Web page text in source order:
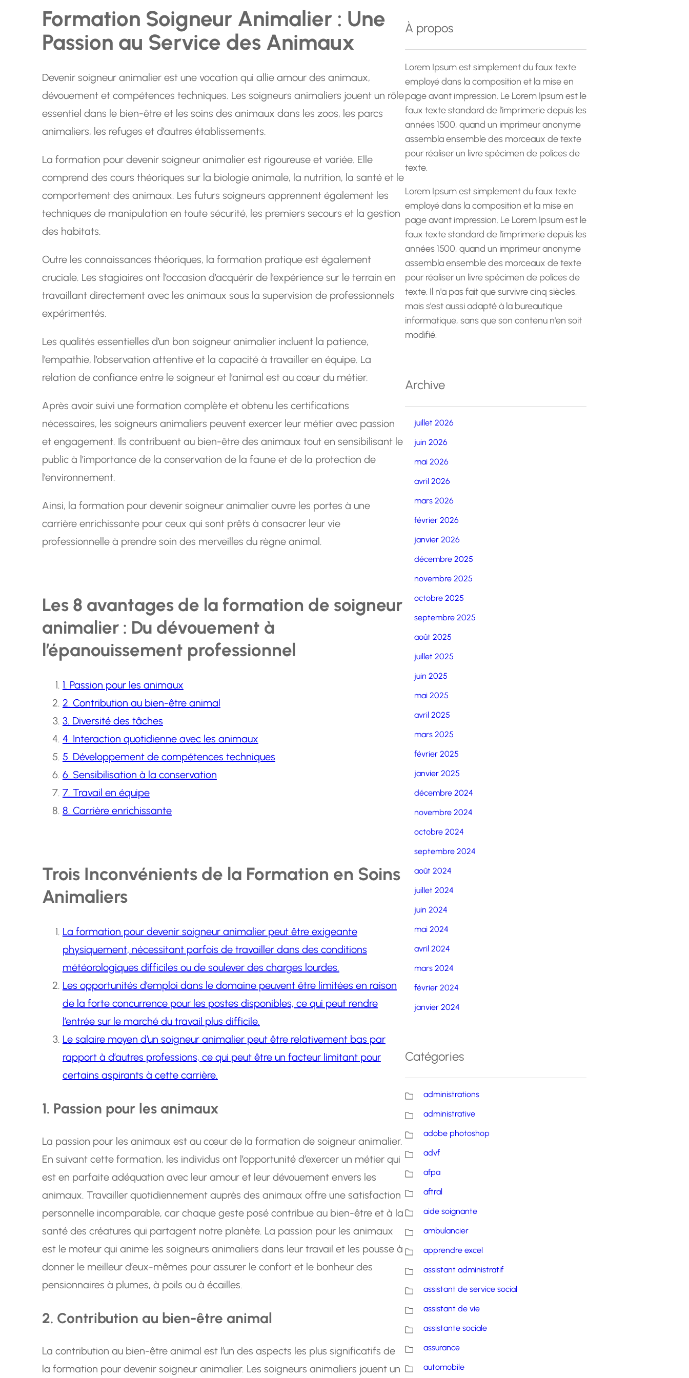
Formation Soigneur Animalier : Une
Passion au Service des Animaux
Devenir soigneur animalier est une vocation qui allie amour des animaux,
dévouement et compétences techniques. Les soigneurs animaliers jouent un rôle
essentiel dans le bien-être et les soins des animaux dans les zoos, les parcs
animaliers, les refuges et d’autres établissements.
La formation pour devenir soigneur animalier est rigoureuse et variée. Elle
comprend des cours théoriques sur la biologie animale, la nutrition, la santé et le
comportement des animaux. Les futurs soigneurs apprennent également les
techniques de manipulation en toute sécurité, les premiers secours et la gestion
des habitats.
Outre les connaissances théoriques, la formation pratique est également
cruciale. Les stagiaires ont l’occasion d’acquérir de l’expérience sur le terrain en
travaillant directement avec les animaux sous la supervision de professionnels
expérimentés.
Les qualités essentielles d’un bon soigneur animalier incluent la patience,
l’empathie, l’observation attentive et la capacité à travailler en équipe. La
relation de confiance entre le soigneur et l’animal est au cœur du métier.
Après avoir suivi une formation complète et obtenu les certifications
nécessaires, les soigneurs animaliers peuvent exercer leur métier avec passion
et engagement. Ils contribuent au bien-être des animaux tout en sensibilisant le
public à l’importance de la conservation de la faune et de la protection de
l’environnement.
Ainsi, la formation pour devenir soigneur animalier ouvre les portes à une
carrière enrichissante pour ceux qui sont prêts à consacrer leur vie
professionnelle à prendre soin des merveilles du règne animal.
Les 8 avantages de la formation de soigneur
animalier : Du dévouement à
l’épanouissement professionnel
1. Passion pour les animaux
2. Contribution au bien-être animal
3. Diversité des tâches
4. Interaction quotidienne avec les animaux
5. Développement de compétences techniques
6. Sensibilisation à la conservation
7. Travail en équipe
8. Carrière enrichissante
Trois Inconvénients de la Formation en Soins
Animaliers
La formation pour devenir soigneur animalier peut être exigeante
physiquement, nécessitant parfois de travailler dans des conditions
météorologiques difficiles ou de soulever des charges lourdes.
Les opportunités d’emploi dans le domaine peuvent être limitées en raison
de la forte concurrence pour les postes disponibles, ce qui peut rendre
l’entrée sur le marché du travail plus difficile.
Le salaire moyen d’un soigneur animalier peut être relativement bas par
rapport à d’autres professions, ce qui peut être un facteur limitant pour
certains aspirants à cette carrière.
1. Passion pour les animaux
La passion pour les animaux est au cœur de la formation de soigneur animalier.
En suivant cette formation, les individus ont l’opportunité d’exercer un métier qui
est en parfaite adéquation avec leur amour et leur dévouement envers les
animaux. Travailler quotidiennement auprès des animaux offre une satisfaction
personnelle incomparable, car chaque geste posé contribue au bien-être et à la
santé des créatures qui partagent notre planète. La passion pour les animaux
est le moteur qui anime les soigneurs animaliers dans leur travail et les pousse à
donner le meilleur d’eux-mêmes pour assurer le confort et le bonheur des
pensionnaires à plumes, à poils ou à écailles.
2. Contribution au bien-être animal
La contribution au bien-être animal est l’un des aspects les plus significatifs de
la formation pour devenir soigneur animalier. Les soigneurs animaliers jouent un
r
c
h
e
À propos
Lorem Ipsum est simplement du faux texte
employé dans la composition et la mise en
page avant impression. Le Lorem Ipsum est le
faux texte standard de l'imprimerie depuis les
années 1500, quand un imprimeur anonyme
assembla ensemble des morceaux de texte
pour réaliser un livre spécimen de polices de
texte.
Lorem Ipsum est simplement du faux texte
employé dans la composition et la mise en
page avant impression. Le Lorem Ipsum est le
faux texte standard de l'imprimerie depuis les
années 1500, quand un imprimeur anonyme
assembla ensemble des morceaux de texte
pour réaliser un livre spécimen de polices de
texte. Il n'a pas fait que survivre cinq siècles,
mais s'est aussi adapté à la bureautique
informatique, sans que son contenu n'en soit
modifié.
Archive
juillet 2026
juin 2026
mai 2026
avril 2026
mars 2026
février 2026
janvier 2026
décembre 2025
novembre 2025
octobre 2025
septembre 2025
août 2025
juillet 2025
juin 2025
mai 2025
avril 2025
mars 2025
février 2025
janvier 2025
décembre 2024
novembre 2024
octobre 2024
septembre 2024
août 2024
juillet 2024
juin 2024
mai 2024
avril 2024
mars 2024
février 2024
janvier 2024
Catégories
administrations
administrative
adobe photoshop
advf
afpa
aftral
aide soignante
ambulancier
apprendre excel
assistant administratif
assistant de service social
assistant de vie
assistante sociale
assurance
automobile